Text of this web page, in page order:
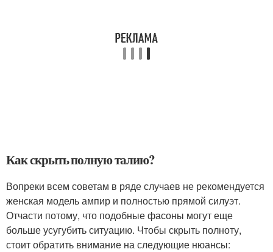
Как скрыть полную талию?
Вопреки всем советам в ряде случаев не рекомендуется
женская модель ампир и полностью прямой силуэт.
Отчасти потому, что подобные фасоны могут еще
больше усугубить ситуацию. Чтобы скрыть полноту,
стоит обратить внимание на следующие нюансы: